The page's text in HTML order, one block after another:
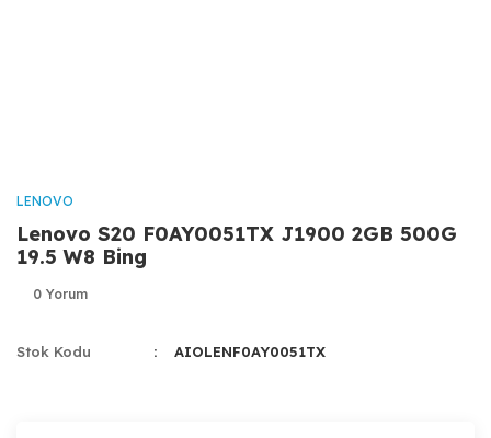
LENOVO
Lenovo S20 F0AY0051TX J1900 2GB 500G
19.5 W8 Bing
0 Yorum
Stok Kodu AIOLENF0AY0051TX